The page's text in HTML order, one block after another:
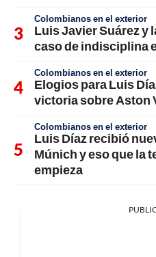
Colombianos en el exterior
Luis Javier Suárez y
caso de indisciplina
Colombianos en el exterior
Elogios para Luis
victoria sobre Aston
Colombianos en el exterior
Luis Díaz recibió
Múnich y eso que la
empieza